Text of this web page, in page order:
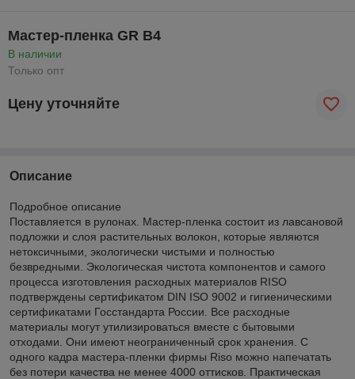
Мастер-пленка GR B4
В наличии
Только опт
Цену уточняйте
Описание
Подробное описание
Поставляется в рулонах. Мастер-пленка состоит из лавсановой
подложки и слоя растительных волокон, которые являются
нетоксичными, экологически чистыми и полностью
безвредными. Экологическая чистота компонентов и самого
процесса изготовления расходных материалов RISO
подтверждены сертификатом DIN ISO 9002 и гигиеническими
сертификатами Госстандарта России. Все расходные
материалы могут утилизироваться вместе с бытовыми
отходами. Они имеют неограниченный срок хранения. С
одного кадра мастера-пленки фирмы Riso можно напечатать
без потери качества не менее 4000 оттисков. Практическая